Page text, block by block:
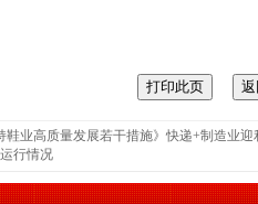
鞋业高质量发展若干措施》快递+制造业迎
行情况